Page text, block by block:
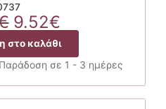
Original
price
was:
11.90€.
9.52€Η
τρέχουσα
τιμή
είναι:
9.52€.
στο καλάθι
σε 1 - 3 ημέρες